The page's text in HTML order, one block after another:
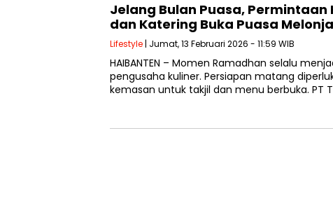
Jelang Bulan Puasa, Permintaan
dan Katering Buka Puasa
Lifestyle | Jumat, 13 Februari 2026 - 11:59 WIB
HAIBANTEN – Momen Ramadhan selalu
pengusaha kuliner. Persiapan matang
kemasan untuk takjil dan menu berbuka. PT